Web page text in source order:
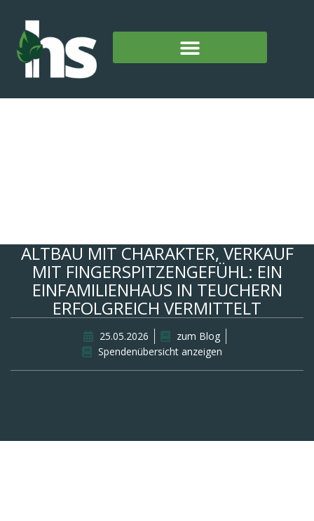
ALTBAU MIT CHARAKTER, VERKAUF
MIT FINGERSPITZENGEFÜHL: EIN
EINFAMILIENHAUS IN TEUCHERN
ERFOLGREICH VERMITTELT
25.05.2026
zum Blog
Spendenübersicht anzeigen